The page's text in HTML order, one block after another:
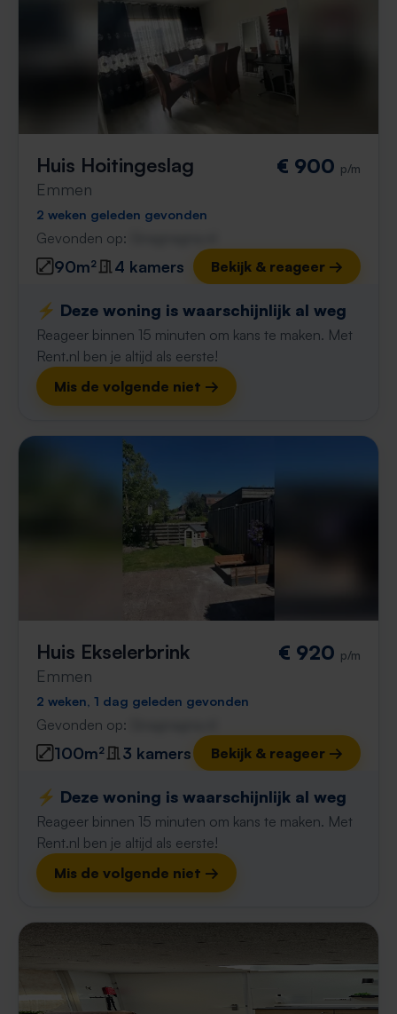
Huis Hoitingeslag
Emmen
€ 900 p/m
2 weken geleden gevonden
Gevonden op:
90m² 4 kamers Bekijk & reageer →
⚡️ Deze woning is waarschijnlijk al weg
Reageer binnen 15 minuten om kans te maken. Met
Rent.nl ben je altijd als eerste!
Mis de volgende niet →
Huis Ekselerbrink
Emmen
€ 920 p/m
2 weken, 1 dag geleden gevonden
Gevonden op:
100m² 3 kamers Bekijk & reageer →
⚡️ Deze woning is waarschijnlijk al weg
Reageer binnen 15 minuten om kans te maken. Met
Rent.nl ben je altijd als eerste!
Mis de volgende niet →